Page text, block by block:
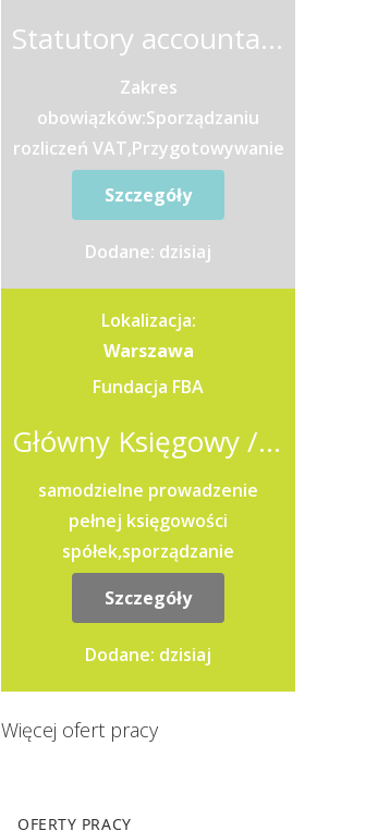
Statutory accountant - Księgowa / Księgowy
Zakres
obowiązków:Sporządzaniu
rozliczeń VAT,Przygotowywanie
deklaracji Intrastat,Wsparcie w
procedurze zamknięcia
miesiąca, uzgodnienia kont do
Szczegóły
Dodane: dzisiaj
Lokalizacja:
Warszawa
Fundacja FBA
Główny Księgowy / Główna księgowa
samodzielne prowadzenie
pełnej księgowości
spółek,sporządzanie
sprawozdań finansowych oraz
raportów dla
Zarządu,przygotowywanie i
Szczegóły
Dodane: dzisiaj
Więcej ofert pracy
OFERTY PRACY